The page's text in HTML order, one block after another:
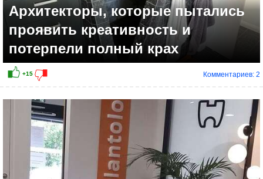
+25
Архитекторы, которые пытались
проявить креативность и
потерпели полный крах
Комментариев: 2